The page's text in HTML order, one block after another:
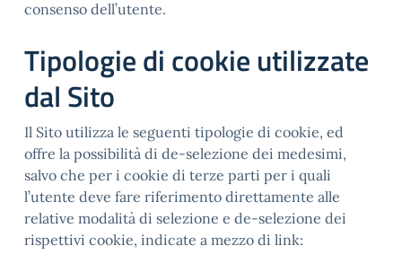
consenso dell’utente.
Tipologie di cookie utilizzate
dal Sito
Il Sito utilizza le seguenti tipologie di cookie, ed
offre la possibilità di de-selezione dei medesimi,
salvo che per i cookie di terze parti per i quali
l’utente deve fare riferimento direttamente alle
relative modalità di selezione e de-selezione dei
rispettivi cookie, indicate a mezzo di link: